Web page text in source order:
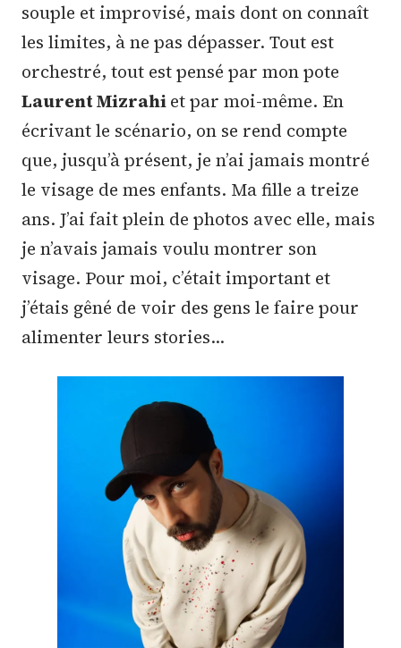
souple et improvisé, mais dont on connaît
les limites, à ne pas dépasser. Tout est
orchestré, tout est pensé par mon pote
Laurent Mizrahiet par moi-même. En
écrivant le scénario, on se rend compte
que, jusqu’à présent, je n’ai jamais montré
le visage de mes enfants. Ma fille a treize
ans. J’ai fait plein de photos avec elle, mais
je n’avais jamais voulu montrer son
visage. Pour moi, c’était important et
j’étais gêné de voir des gens le faire pour
alimenter leurs stories…